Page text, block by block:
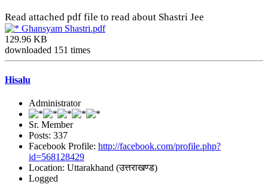
Read attached pdf file to read about Shastri Jee
Ghansyam Shastri.pdf
129.96 KB
downloaded 151 times
Hisalu
Administrator
Sr. Member
Posts: 337
Facebook Profile: http://facebook.com/profile.php?
id=568128429
Location: Uttarakhand (उत्तराखण्ड)
Logged